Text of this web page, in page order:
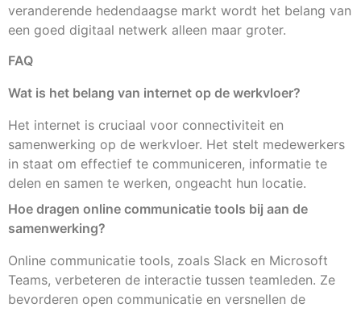
veranderende hedendaagse markt wordt het belang van
een goed digitaal netwerk alleen maar groter.
FAQ
Wat is het belang van internet op de werkvloer?
Het internet is cruciaal voor connectiviteit en
samenwerking op de werkvloer. Het stelt medewerkers
in staat om effectief te communiceren, informatie te
delen en samen te werken, ongeacht hun locatie.
Hoe dragen online communicatie tools bij aan de
samenwerking?
Online communicatie tools, zoals Slack en Microsoft
Teams, verbeteren de interactie tussen teamleden. Ze
bevorderen open communicatie en versnellen de